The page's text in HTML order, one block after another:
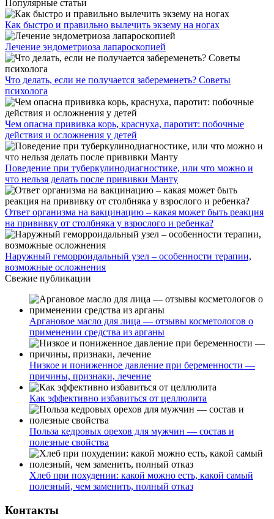
Популярные статьи
Как быстро и правильно вылечить экзему на ногах
Лечение эндометриоза лапароскопией
Что делать, если не получается забеременеть? Советы
психолога
Чем опасна прививка корь, краснуха, паротит: побочные
действия и осложнения у детей
Поведение при туберкулинодиагностике, или что можно и
что нельзя делать после прививки Манту
Ответ организма на вакцинацию – какая может быть реакция
на прививку от столбняка у взрослого и ребенка?
Наружный геморроидальный узел – особенности терапии,
возможные осложнения
Свежие публикации
Аргановое масло для лица — отзывы косметологов о
применении средства из арганы
Низкое и пониженное давление при беременности —
причины, признаки, лечение
Как эффективно избавиться от целлюлита
Польза кедровых орехов для мужчин — состав и
полезные свойства
Хлеб при похудении: какой можно есть, какой самый
полезный, чем заменить, полный отказ
Контакты